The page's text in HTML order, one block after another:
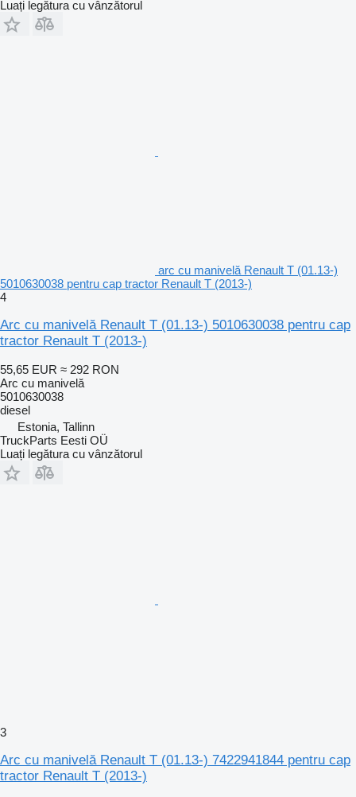
Luați legătura cu vânzătorul
arc cu manivelă Renault T (01.13-)
5010630038 pentru cap tractor Renault T (2013-)
4
Arc cu manivelă Renault T (01.13-) 5010630038 pentru cap
tractor Renault T (2013-)
55,65 EUR ≈ 292 RON
Arc cu manivelă
5010630038
diesel
Estonia, Tallinn
TruckParts Eesti OÜ
Luați legătura cu vânzătorul
3
Arc cu manivelă Renault T (01.13-) 7422941844 pentru cap
tractor Renault T (2013-)